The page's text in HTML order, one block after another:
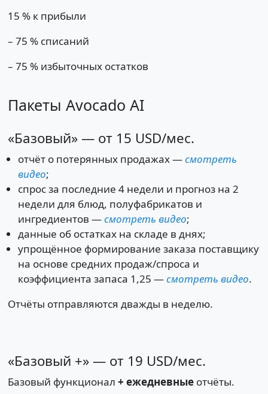
15 % к прибыли
– 75 % списаний
– 75 % избыточных остатков
Пакеты Avocado AI
«Базовый» — от 15 USD/мес.
отчёт о потерянных продажах —смотреть
видео;
спрос за последние 4 недели и прогноз на 2
недели для блюд, полуфабрикатов и
ингредиентов —смотреть видео;
данные об остатках на складе в днях;
упрощённое формирование заказа поставщику
на основе средних продаж/спроса и
коэффициента запаса 1,25 —смотреть видео.
Отчёты отправляются дважды в неделю.
«Базовый +» — от 19 USD/мес.
Базовый функционал + ежедневныеотчёты.